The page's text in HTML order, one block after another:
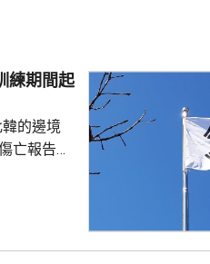
練期間起
的邊境
亡報告。
地點途中